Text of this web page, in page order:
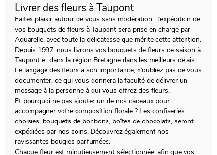
Livrer des fleurs à Taupont
Faites plaisir autour de vous sans modération : l’expédition de
vos bouquets de fleurs à Taupont sera prise en charge par
Aquarelle, avec toute la délicatesse que mérite cette attention.
Depuis 1997, nous livrons vos bouquets de fleurs de saison à
Taupont et dans la région Bretagne dans les meilleurs délais.
Le langage des fleurs a son importance, n’oubliez pas de vous
documenter, ce qui vous donnera la faculté de délivrer un
message à la personne à qui vous offrez des fleurs.
Et pourquoi ne pas ajouter un de nos cadeaux pour
accompagner votre composition florale ? Les confiseries
choisies, bouquets de bonbons, boîtes de chocolats, seront
expédiées par nos soins. Découvrez également nos
ravissantes bougies parfumées.
Chaque fleur est minutieusement sélectionnée, afin que vos